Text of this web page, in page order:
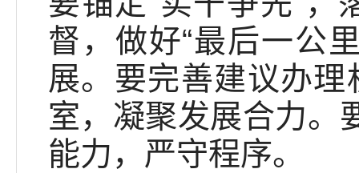
督，做好“最后一公
展。要完善建议办
室，凝聚发展合力。
能力，严守程序。